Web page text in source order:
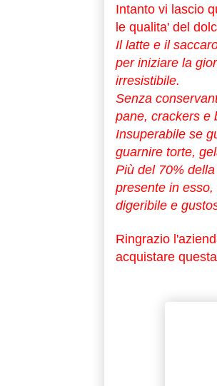
Intanto vi lascio
le qualita' del
Il latte e il
per iniziare la
irresistibile.
Senza
pane, crackers e
Insuperabile se
guarnire torte,
Più del 70%
presente in esso,
digeribile e
Ringrazio
acquistare